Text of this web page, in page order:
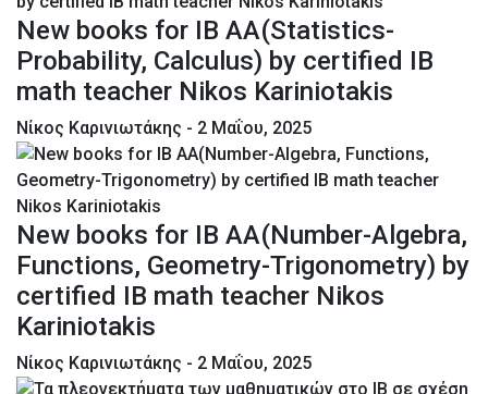
New books for IB AA(Statistics-
Probability, Calculus) by certified IB
math teacher Nikos Kariniotakis
Νίκος Καρινιωτάκης - 2 Μαΐου, 2025
New books for IB AA(Number-Algebra,
Functions, Geometry-Trigonometry) by
certified IB math teacher Nikos
Kariniotakis
Νίκος Καρινιωτάκης - 2 Μαΐου, 2025